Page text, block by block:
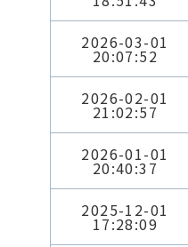
2026-03-01
20:07:52
2026-02-01
21:02:57
2026-01-01
20:40:37
2025-12-01
17:28:09